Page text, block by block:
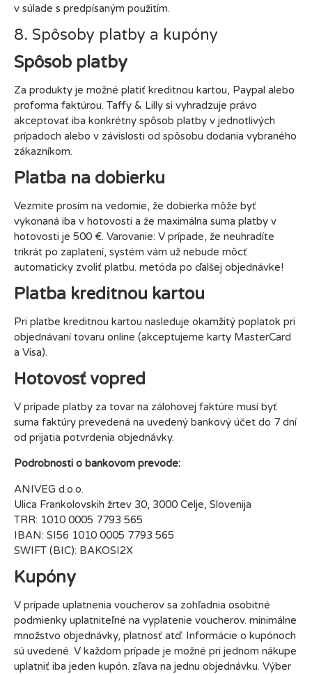
v súlade s predpísaným použitím.
8. Spôsoby platby a kupóny
Spôsob platby
Za produkty je možné platiť kreditnou kartou, Paypal alebo
proforma faktúrou. Taffy & Lilly si vyhradzuje právo
akceptovať iba konkrétny spôsob platby v jednotlivých
prípadoch alebo v závislosti od spôsobu dodania vybraného
zákazníkom.
Platba na dobierku
Vezmite prosím na vedomie, že dobierka môže byť
vykonaná iba v hotovosti a že maximálna suma platby v
hotovosti je 500 €. Varovanie: V prípade, že neuhradíte
trikrát po zaplatení, systém vám už nebude môcť
automaticky zvoliť platbu. metóda po ďalšej objednávke!
Platba kreditnou kartou
Pri platbe kreditnou kartou nasleduje okamžitý poplatok pri
objednávaní tovaru online (akceptujeme karty MasterCard
a Visa).
Hotovosť vopred
V prípade platby za tovar na zálohovej faktúre musí byť
suma faktúry prevedená na uvedený bankový účet do 7 dní
od prijatia potvrdenia objednávky.
Podrobnosti o bankovom prevode:
ANIVEG d.o.o.
Ulica Frankolovskih žrtev 30, 3000 Celje, Slovenija
TRR: 1010 0005 7793 565
IBAN: SI56 1010 0005 7793 565
SWIFT (BIC): BAKOSI2X
Kupóny
V prípade uplatnenia voucherov sa zohľadnia osobitné
podmienky uplatniteľné na vyplatenie voucherov. minimálne
množstvo objednávky, platnosť atď. Informácie o kupónoch
sú uvedené. V každom prípade je možné pri jednom nákupe
uplatniť iba jeden kupón. zľava na jednu objednávku. Výber